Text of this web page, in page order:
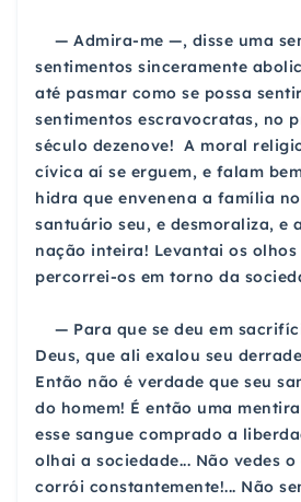
— Admira-me —, disse uma
sentimentos sinceramente
até pasmar como se possa
sentimentos escravocratas, no
século dezenove! A moral r
cívica aí se erguem, e falam
hidra que envenena a família
santuário seu, e desmoraliza, e
nação inteira! Levantai os
percorrei-os em torno da
— Para que se deu em
Deus, que ali exalou seu
Então não é verdade que seu
do homem! É então uma
esse sangue comprado a
olhai a sociedade... Não vedes o
corrói constantemente!... Não